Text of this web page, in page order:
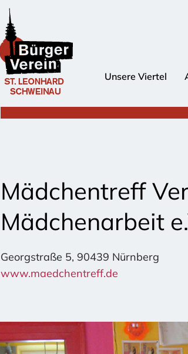
Unsere Viertel
Mädchentreff
Mädchenarbeit
Georgstraße 5, 90439 Nürnberg
www.maedchentreff.de